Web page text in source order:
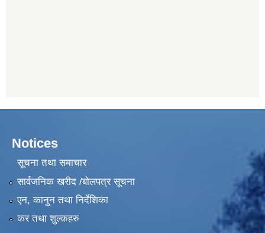
Notices
सूचना तथा समाचार
सार्वजनिक खरीद /बोलपत्र सूचना
एन, कानुन तथा निर्देशिका
कर तथा शुल्कहरु